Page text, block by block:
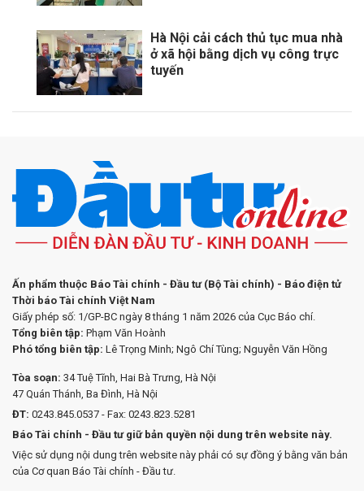
Hà Nội cải cách thủ tục mua nhà
ở xã hội bằng dịch vụ công trực
tuyến
Ấn phẩm thuộc Báo Tài chính - Đầu tư (Bộ Tài chính) - Báo điện tử
Thời báo Tài chính Việt Nam
Giấy phép số: 1/GP-BC ngày 8 tháng 1 năm 2026 của Cục Báo chí.
Tổng biên tập: Phạm Văn Hoành
Phó tổng biên tập: Lê Trọng Minh; Ngô Chí Tùng; Nguyễn Văn Hồng
Tòa soạn: 34 Tuệ Tĩnh, Hai Bà Trưng, Hà Nội
47 Quán Thánh, Ba Đình, Hà Nội
ĐT: 0243.845.0537 - Fax: 0243.823.5281
Báo Tài chính - Đầu tư giữ bản quyền nội dung trên website này.
Việc sử dụng nội dung trên website này phải có sự đồng ý bằng văn bản
của Cơ quan Báo Tài chính - Đầu tư.